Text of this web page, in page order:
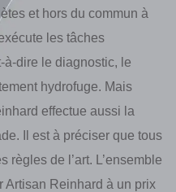
et hors du commun à
les tâches
à-dire le diagnostic, le
hydrofuge. Mais
effectue aussi la
Il est à préciser que tous
règles de l’art. L’ensemble
Artisan Reinhard à un prix